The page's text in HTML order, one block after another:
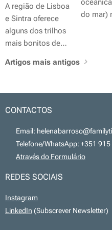
descanso....
A região de Lisboa
e Sintra oferece
alguns dos trilhos
mais bonitos de
combinando
vistas
deslumbrantes
do mar)
Artigos mais antigos
CONTACTOS
📧 Email:
📞 Telefone/WhatsApp: +351
Através do Formulário
REDES SOCIAIS
Instagram
LinkedIn (Subscrever Newsletter)